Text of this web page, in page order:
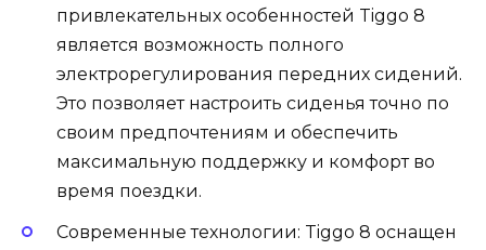
привлекательных особенностей Tiggo 8
является возможность полного
электрорегулирования передних сидений.
Это позволяет настроить сиденья точно по
своим предпочтениям и обеспечить
максимальную поддержку и комфорт во
время поездки.
Современные технологии: Tiggo 8 оснащен